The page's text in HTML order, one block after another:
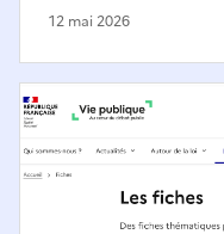
12 mai 2026